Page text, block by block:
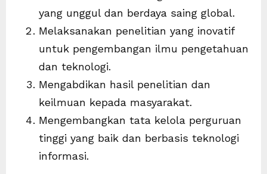
yang unggul dan berdaya saing global.
Melaksanakan penelitian yang inovatif
untuk pengembangan ilmu pengetahuan
dan teknologi.
Mengabdikan hasil penelitian dan
keilmuan kepada masyarakat.
Mengembangkan tata kelola perguruan
tinggi yang baik dan berbasis teknologi
informasi.